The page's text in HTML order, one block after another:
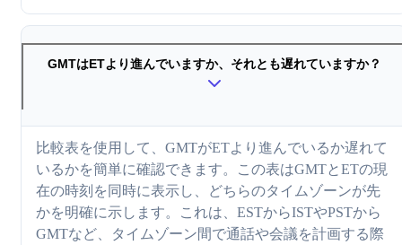
GMTはETより進んでいますか、それとも遅れていますか？
比較表を使用して、GMTがETより進んでいるか遅れて
いるかを簡単に確認できます。この表はGMTとETの現
在の時刻を同時に表示し、どちらのタイムゾーンが先
かを明確に示します。これは、ESTからISTやPSTから
GMTなど、タイムゾーン間で通話や会議を計画する際